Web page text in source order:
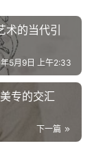
的当代引
5月9日 上午2:33
专的交汇
下一篇